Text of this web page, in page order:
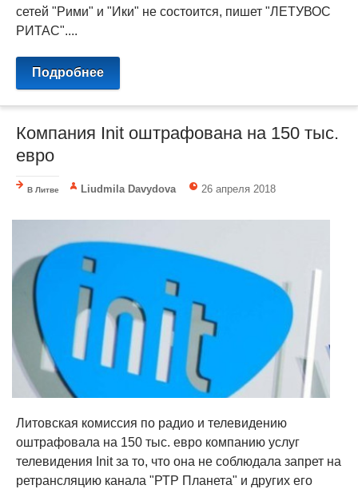
сетей "Рими" и "Ики" не состоится, пишет "ЛЕТУВОС
РИТАС"....
Подробнее
Компания Init оштрафована на 150 тыс.
евро
В Литве Liudmila Davydova 26 апреля 2018
Литовская комиссия по радио и телевидению
оштрафовала на 150 тыс. евро компанию услуг
телевидения Init за то, что она не соблюдала запрет на
ретрансляцию канала "РТР Планета" и других его